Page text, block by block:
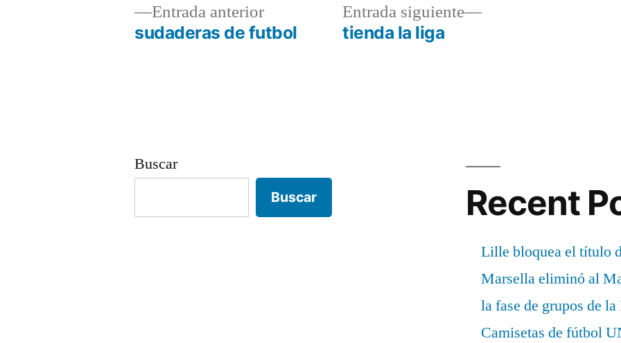
Navegación
Entrada anteriorEntrada
anterior:
sudaderas de futbol
Entrada siguiente
Entrada
tienda la liga
Buscar
Buscar Recent
Lille bloquea el título
Marsella eliminó al
la fase de grupos de
Camisetas de fútbol